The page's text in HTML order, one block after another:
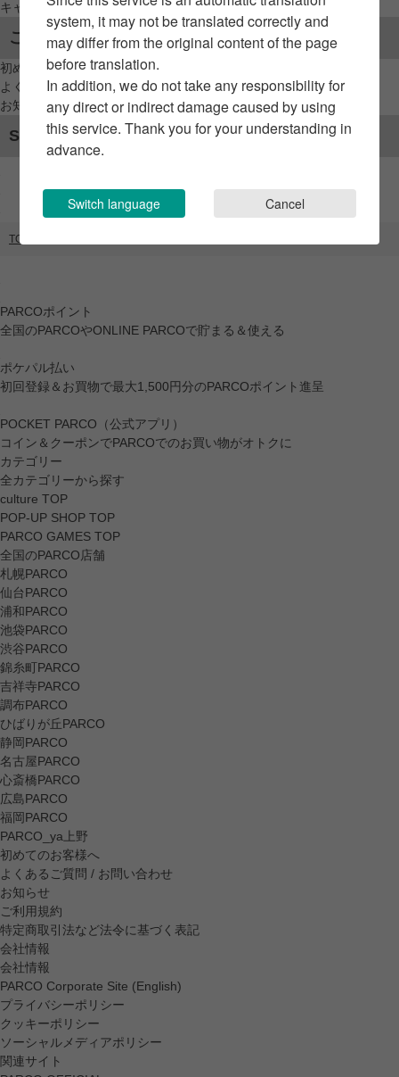
キャンペーン/クーポン対象から探す
ご利用案内
初めてのお客様へ
よくあるご質問 / お問い合わせ
お知らせ
SNSアカウント
TOP
PARCOポイント
全国のPARCOやONLINE PARCOで貯まる＆使える
ポケパル払い
初回登録＆お買物で最大1,500円分のPARCOポイント進呈
POCKET PARCO（公式アプリ）
コイン＆クーポンでPARCOでのお買い物がオトクに
カテゴリー
全カテゴリーから探す
culture TOP
POP-UP SHOP TOP
PARCO GAMES TOP
全国のPARCO店舗
札幌PARCO
仙台PARCO
浦和PARCO
池袋PARCO
渋谷PARCO
錦糸町PARCO
吉祥寺PARCO
調布PARCO
ひばりが丘PARCO
静岡PARCO
名古屋PARCO
心斎橋PARCO
広島PARCO
福岡PARCO
PARCO_ya上野
初めてのお客様へ
よくあるご質問 / お問い合わせ
お知らせ
ご利用規約
特定商取引法など法令に基づく表記
会社情報
会社情報
PARCO Corporate Site (English)
プライバシーポリシー
クッキーポリシー
ソーシャルメディアポリシー
関連サイト
system, it may not be translated correctly and
may differ from the original content of the page
before translation.
In addition, we do not take any responsibility for
any direct or indirect damage caused by using
this service. Thank you for your understanding in
advance.
Switch language Cancel